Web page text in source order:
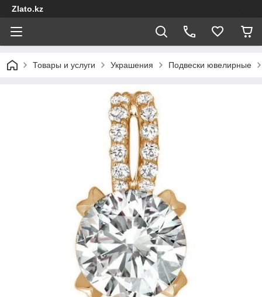
Zlato.kz
Товары и услуги Украшения Подвески ювелирные